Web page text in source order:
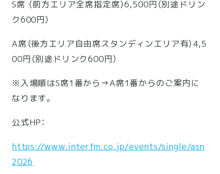
S席 （前方エリア全席指定席）6,500円（別途ドリン
ク600円）
A席（後方エリア自由席スタンディンエリア有）4,5
00円（別途ドリンク600円）
※入場順はS席1番から→A席1番からのご案内に
なります。
公式HP：
https://www.interfm.co.jp/events/single/asn
2026